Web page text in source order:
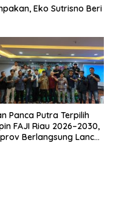
Eko Sutrisno Beri
Panca Putra Terpilih
FAJI Riau 2026–2030,
Berlangsung Lancar